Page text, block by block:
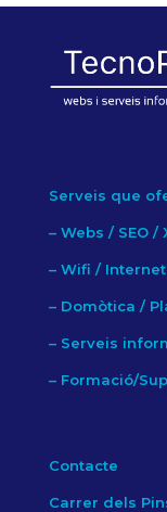
Serveis que
– Webs / SEO /
– Wifi /
– Domòtica /
– Serveis
– Formació/
Contacte
Carrer dels